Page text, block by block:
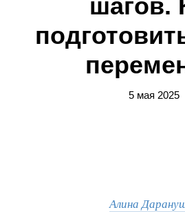
шагов.
5 мая 2025
Алина